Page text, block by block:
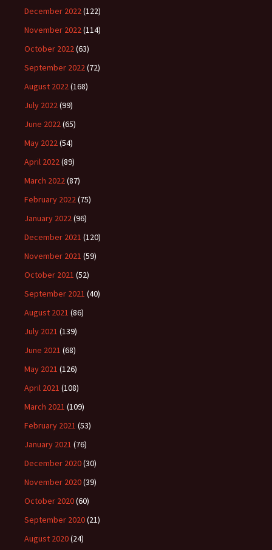
December 2022(122)
November 2022(114)
October 2022(63)
September 2022(72)
August 2022(168)
July 2022(99)
June 2022(65)
May 2022(54)
April 2022(89)
March 2022(87)
February 2022(75)
January 2022(96)
December 2021 (120)
November 2021 (59)
October 2021 (52)
September 2021 (40)
August 2021 (86)
July 2021 (139)
June 2021 (68)
May 2021 (126)
April 2021 (108)
March 2021 (109)
February 2021 (53)
January 2021 (76)
December 2020(30)
November 2020(39)
October 2020(60)
September 2020(21)
August 2020(24)